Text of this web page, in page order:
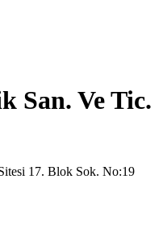
San. Ve Tic.
17. Blok Sok. No:19